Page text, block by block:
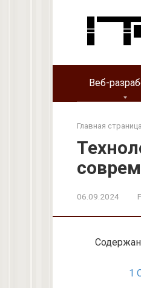
Веб-
Главная страница
06.09.2024
1